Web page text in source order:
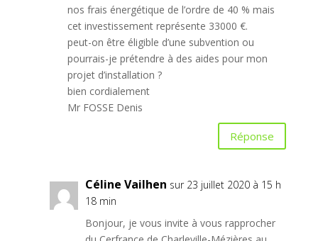
nos frais énergétique de l’ordre de 40 % mais
cet investissement représente 33000 €.
peut-on être éligible d’une subvention ou
pourrais-je prétendre à des aides pour mon
projet d’installation ?
bien cordialement
Mr FOSSE Denis
Réponse
Céline Vailhen sur 23 juillet 2020 à 15 h
18 min
Bonjour, je vous invite à vous rapprocher